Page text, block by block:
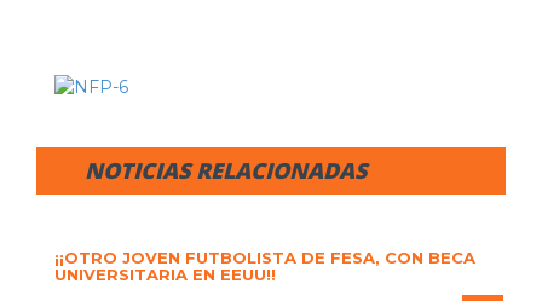
NOTICIAS RELACIONADAS
¡¡OTRO JOVEN FUTBOLISTA DE FESA, CON BECA
UNIVERSITARIA EN EEUU!!